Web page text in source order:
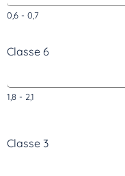
0,6 - 0,7
Classe 6
1,8 - 2,1
Classe 3